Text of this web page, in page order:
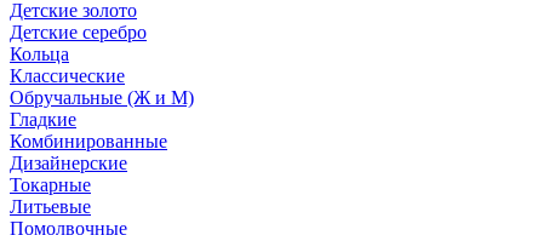
Детские золото
Детские серебро
Кольца
Классические
Обручальные (Ж и М)
Гладкие
Комбинированные
Дизайнерские
Токарные
Литьевые
Помолвочные